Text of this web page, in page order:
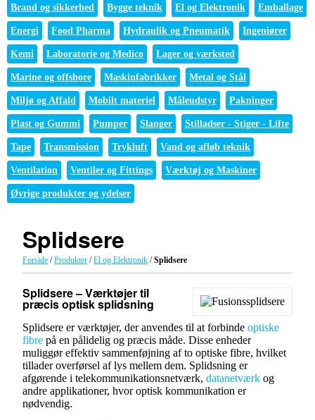
Brand og sikkerhed Bygge teknik El og Elektronik Emballage
Energi Food Pharma Hydraulik og Pneumatik Ingeniører
Kemi Laboratorie og Medico Lager og værksted
Marine og offshore Maskinfabrikker Metal og Stål
Miljø og Affald Mobilt materiel Måleudstyr Pakninger
Plast og Gummi Pumper Slanger Stilladser - Stiger - Lifte
Tape Transmission Trykluft Vand og afløb teknik
Ventilation Ventiler og Fittings Værktøj og Maskiner
Øvrige produkter og ydelser
Splidsere
Forside /Produkter /El og Elektronik /Splidsere
Splidsere – Værktøjer til
præcis optisk splidsning
Splidsere er værktøjer, der anvendes til at forbinde optiske
fibre på en pålidelig og præcis måde. Disse enheder
muliggør effektiv sammenføjning af to optiske fibre, hvilket
tillader overførsel af lys mellem dem. Splidsning er
afgørende i telekommunikationsnetværk, datanetværk og
andre applikationer, hvor optisk kommunikation er
nødvendig.